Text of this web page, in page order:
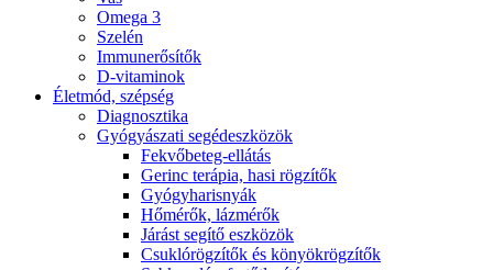
Omega 3
Szelén
Immunerősítők
D-vitaminok
Életmód, szépség
Diagnosztika
Gyógyászati segédeszközök
Fekvőbeteg-ellátás
Gerinc terápia, hasi rögzítők
Gyógyharisnyák
Hőmérők, lázmérők
Járást segítő eszközök
Csuklórögzítők és könyökrögzítők